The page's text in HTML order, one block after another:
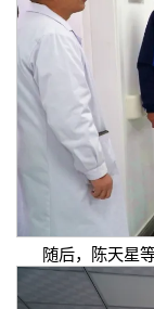
随后，陈天星